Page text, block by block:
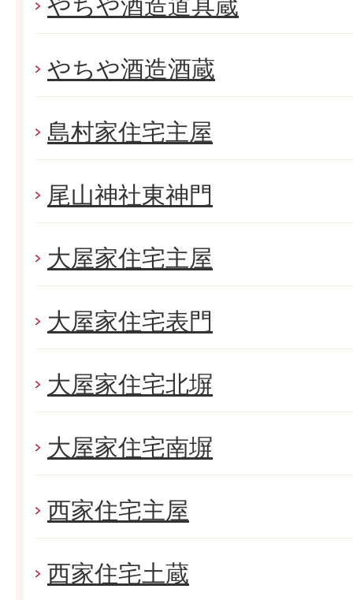
やちや酒造酒蔵
島村家住宅主屋
尾山神社東神門
大屋家住宅主屋
大屋家住宅表門
大屋家住宅北塀
大屋家住宅南塀
西家住宅主屋
西家住宅土蔵